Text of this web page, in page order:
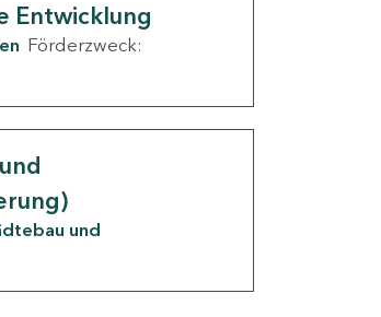
Entwicklung
Förderzweck:
und